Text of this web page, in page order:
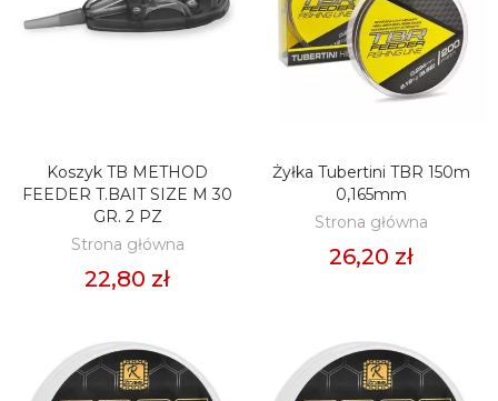
DODAJ DO KOSZYKA
Koszyk TB METHOD
FEEDER T.BAIT SIZE M 30
GR. 2 PZ
Strona główna
22,80 zł
DODAJ DO KOSZYKA
Żyłka Tubertini TBR 150m
0,165mm
Strona główna
26,20 zł